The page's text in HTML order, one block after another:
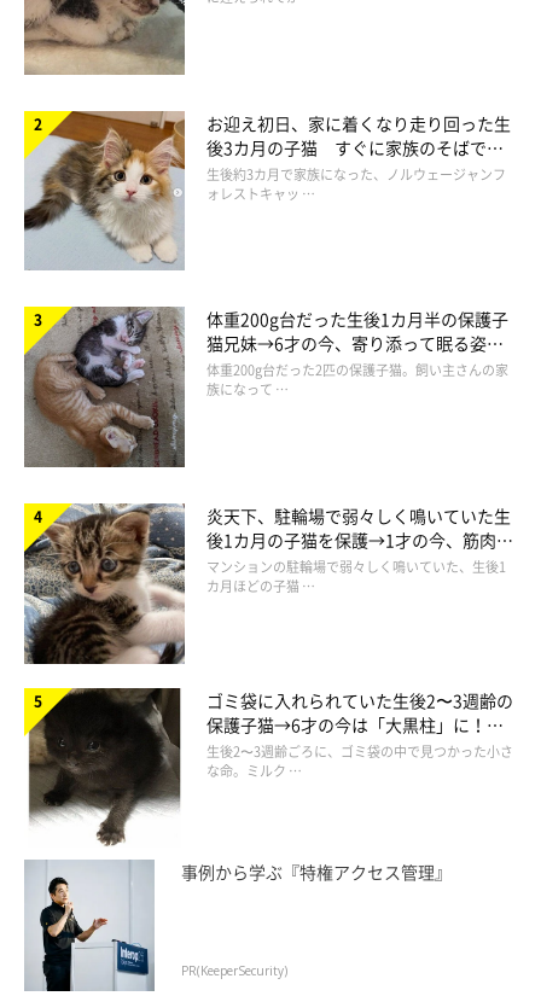
お迎え初日、家に着くなり走り回った生
後3カ月の子猫 すぐに家族のそばで落
ち着く姿に「迎えてよかった」
生後約3カ月で家族になった、ノルウェージャンフ
ォレストキャッ …
体重200g台だった生後1カ月半の保護子
猫兄妹→6才の今、寄り添って眠る姿に
ほっこり！
体重200g台だった2匹の保護子猫。飼い主さんの家
族になって …
炎天下、駐輪場で弱々しく鳴いていた生
後1カ月の子猫を保護→1才の今、筋肉質
でツンデレなコに成長
マンションの駐輪場で弱々しく鳴いていた、生後1
カ月ほどの子猫 …
ゴミ袋に入れられていた生後2〜3週齢の
保護子猫→6才の今は「大黒柱」に！
美しい黒猫に成長した姿にグッとくる
生後2〜3週齢ごろに、ゴミ袋の中で見つかった小さ
な命。ミルク …
事例から学ぶ『特権アクセス管理』
PR(KeeperSecurity)